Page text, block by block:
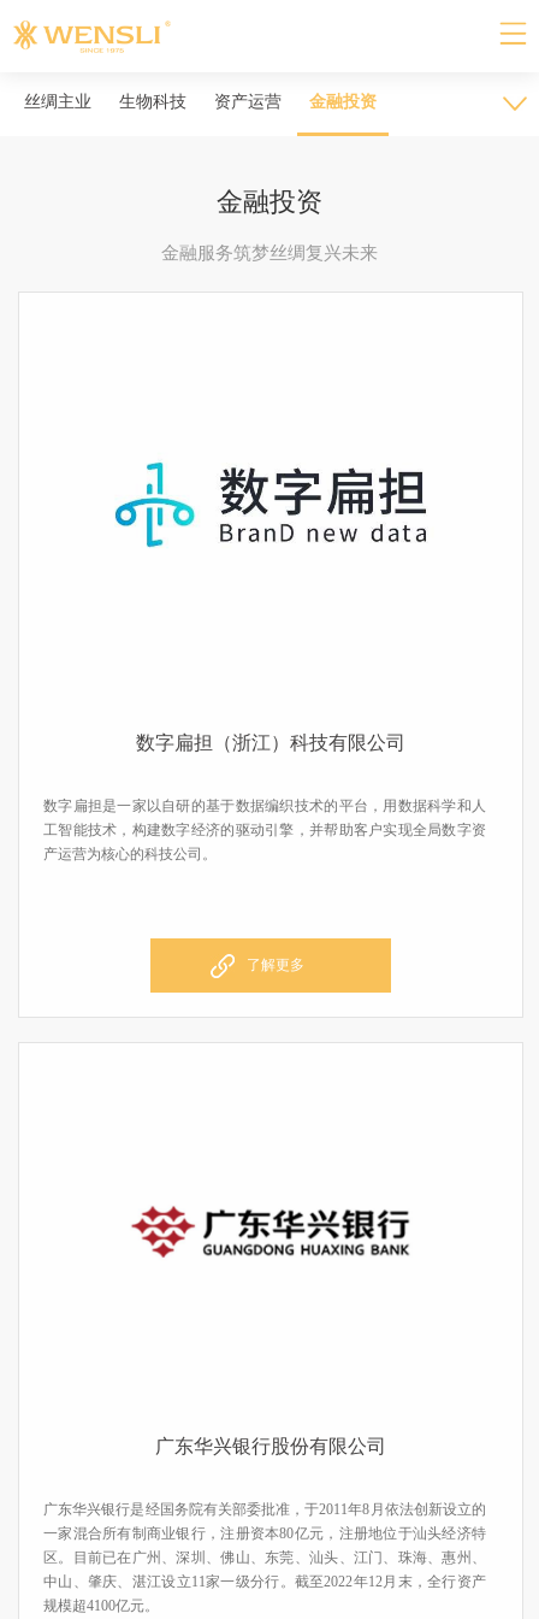
丝绸主业 生物科技 资产运营 金融投资
金融投资
金融服务筑梦丝绸复兴未来
数字扁担（浙江）科技有限公司
数字扁担是一家以自研的基于数据编织技术的平台，用数据科学和人
工智能技术，构建数字经济的驱动引擎，并帮助客户实现全局数字资
产运营为核心的科技公司。
了解更多
广东华兴银行股份有限公司
​广东华兴银行是经国务院有关部委批准，于2011年8月依法创新设立的
一家混合所有制商业银行，注册资本80亿元，注册地位于汕头经济特
区。目前已在广州、深圳、佛山、东莞、汕头、江门、珠海、惠州、
中山、肇庆、湛江设立11家一级分行。截至2022年12月末，全行资产
规模超4100亿元。